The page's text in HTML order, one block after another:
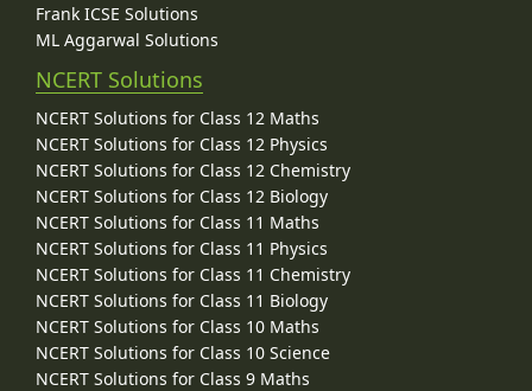
Frank ICSE Solutions
ML Aggarwal Solutions
NCERT Solutions
NCERT Solutions for Class 12 Maths
NCERT Solutions for Class 12 Physics
NCERT Solutions for Class 12 Chemistry
NCERT Solutions for Class 12 Biology
NCERT Solutions for Class 11 Maths
NCERT Solutions for Class 11 Physics
NCERT Solutions for Class 11 Chemistry
NCERT Solutions for Class 11 Biology
NCERT Solutions for Class 10 Maths
NCERT Solutions for Class 10 Science
NCERT Solutions for Class 9 Maths